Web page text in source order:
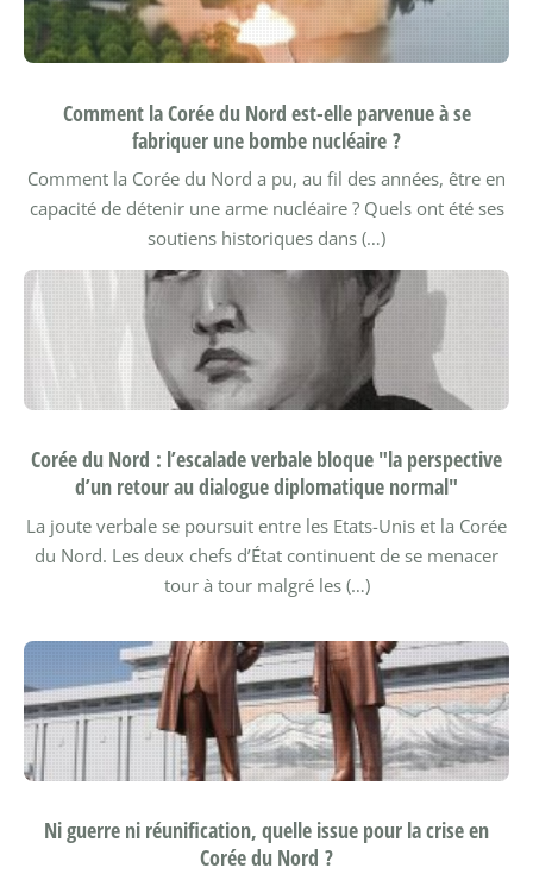
Comment la Corée du Nord est-elle parvenue à se
fabriquer une bombe nucléaire ?
Comment la Corée du Nord a pu, au fil des années, être en
capacité de détenir une arme nucléaire ? Quels ont été ses
soutiens historiques dans (…)
Corée du Nord : l’escalade verbale bloque "la perspective
d’un retour au dialogue diplomatique normal"
La joute verbale se poursuit entre les Etats-Unis et la Corée
du Nord. Les deux chefs d’État continuent de se menacer
tour à tour malgré les (…)
Ni guerre ni réunification, quelle issue pour la crise en
Corée du Nord ?